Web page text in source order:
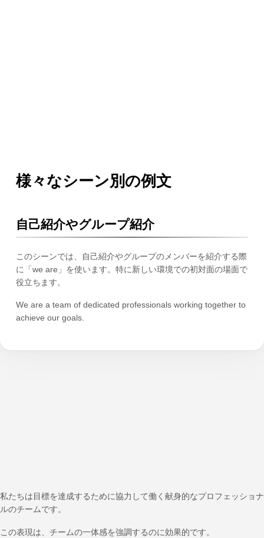
様々なシーン別の例文
自己紹介やグループ紹介
このシーンでは、自己紹介やグループのメンバーを紹介する際
に「we are」を使います。特に新しい環境での初対面の場面で
役立ちます。
We are a team of dedicated professionals working together to
achieve our goals.
私たちは目標を達成するために協力して働く献身的なプロフェッショナ
ルのチームです。
この表現は、チームの一体感を強調するのに効果的です。